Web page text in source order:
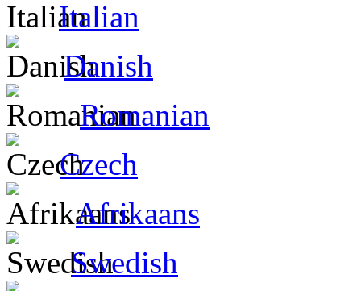
Italian
Danish
Romanian
Czech
Afrikaans
Swedish